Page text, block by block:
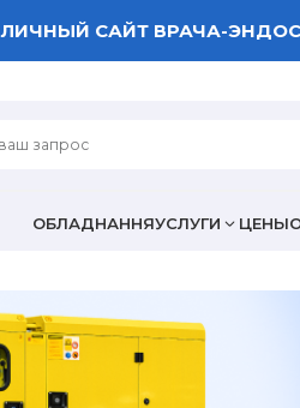
ЛИЧНЫЙ САЙТ ВРАЧА-
ОБЛАДНАННЯУСЛУГИ ЦЕНЫ